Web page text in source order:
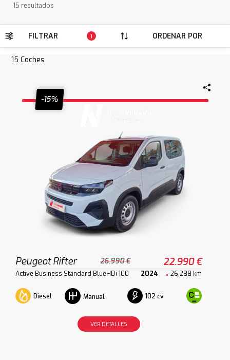
15 resultados
FILTRAR 1 ORDENAR POR
15 Coches
-15%
Peugeot Rifter 26.990 € 22.990 €
Active Business Standard BlueHDi 100 2024 26.288 km
Diesel Manual 102 cv
VER DETALLES